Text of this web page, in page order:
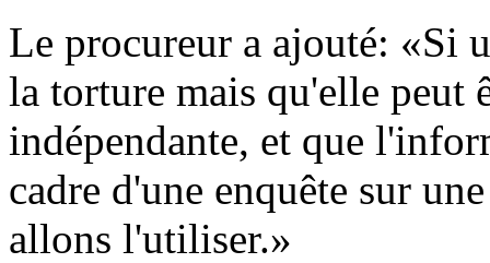
Le procureur a ajouté: «Si
la torture mais qu'elle peut
indépendante, et que
cadre d'une enquête sur
allons l'utiliser.»